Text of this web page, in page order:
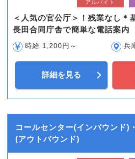
アルバイト
＜人気の官公庁＞！残業なし＊
長田合同庁舎で簡単な電話案内
時給 1,200円～ 兵
詳細を見る
コールセンター(インバウンド)
(アウトバウンド)